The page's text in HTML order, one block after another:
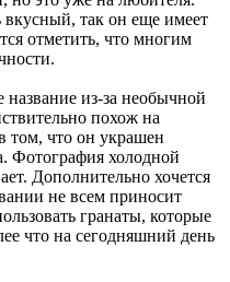
вкусный, так он еще имеет
отметить, что многим
название из-за необычной
похож на
том, что он украшен
Фотография холодной
Дополнительно хочется
не всем приносит
гранаты, которые
что на сегодняшний день